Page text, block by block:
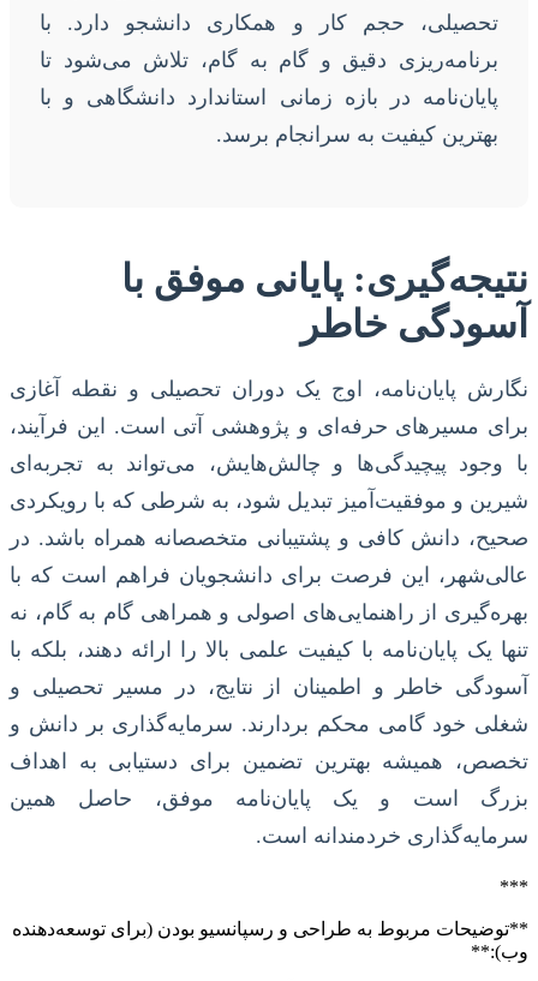
تحصیلی، حجم کار و همکاری دانشجو دارد. با
برنامه‌ریزی دقیق و گام به گام، تلاش می‌شود تا
پایان‌نامه در بازه زمانی استاندارد دانشگاهی و با
بهترین کیفیت به سرانجام برسد.
نتیجه‌گیری: پایانی موفق با
آسودگی خاطر
نگارش پایان‌نامه، اوج یک دوران تحصیلی و نقطه آغازی
برای مسیرهای حرفه‌ای و پژوهشی آتی است. این فرآیند،
با وجود پیچیدگی‌ها و چالش‌هایش، می‌تواند به تجربه‌ای
شیرین و موفقیت‌آمیز تبدیل شود، به شرطی که با رویکردی
صحیح، دانش کافی و پشتیبانی متخصصانه همراه باشد. در
عالی‌شهر، این فرصت برای دانشجویان فراهم است که با
بهره‌گیری از راهنمایی‌های اصولی و همراهی گام به گام، نه
تنها یک پایان‌نامه با کیفیت علمی بالا را ارائه دهند، بلکه با
آسودگی خاطر و اطمینان از نتایج، در مسیر تحصیلی و
شغلی خود گامی محکم بردارند. سرمایه‌گذاری بر دانش و
تخصص، همیشه بهترین تضمین برای دستیابی به اهداف
بزرگ است و یک پایان‌نامه موفق، حاصل همین
سرمایه‌گذاری خردمندانه است.
***
**توضیحات مربوط به طراحی و رسپانسیو بودن (برای توسعه‌دهنده
وب):**